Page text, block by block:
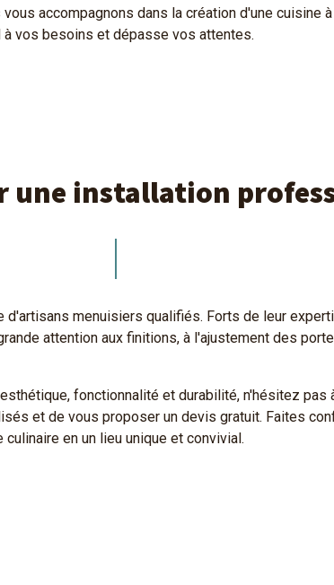
accompagnons dans la création d'une cuisine
à vos besoins et dépasse vos attentes.
une installation
menuisiers qualifiés. Forts de leur
attention aux finitions, à l'ajustement des
fonctionnalité et durabilité, n'hésitez
et de vous proposer un devis gratuit. Faites
en un lieu unique et convivial.